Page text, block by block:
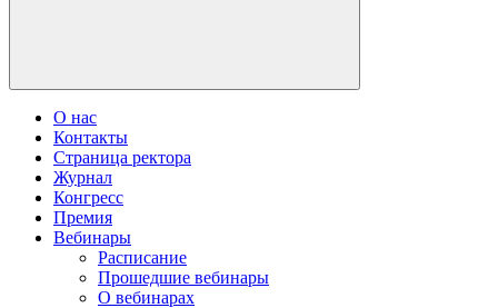
О нас
Контакты
Страница ректора
Журнал
Конгресс
Премия
Вебинары
Расписание
Прошедшие вебинары
О вебинарах